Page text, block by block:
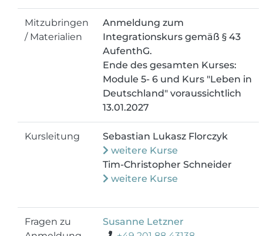
Mitzubringen
/ Materialien
Anmeldung zum
Integrationskurs gemäß § 43
AufenthG.
Ende des gesamten Kurses:
Module 5- 6 und Kurs "Leben in
Deutschland" voraussichtlich
13.01.2027
Kursleitung
Sebastian Lukasz Florczyk
weitere Kurse
Tim-Christopher Schneider
weitere Kurse
Fragen zu
Susanne Letzner